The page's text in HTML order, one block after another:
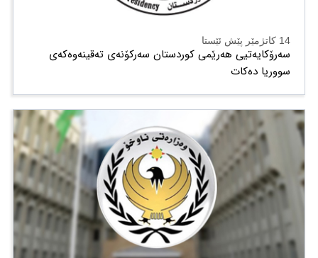
14 کاتژمێر پێش ئێستا
سەرۆکایەتیی هەرێمی کوردستان سەرکۆنەی تەقینەوەکەی
سووریا دەکات